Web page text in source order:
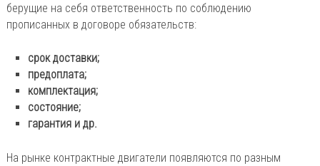
берущие на себя ответственность по соблюдению
прописанных в договоре обязательств:
срок доставки;
предоплата;
комплектация;
состояние;
гарантия и др.
На рынке контрактные двигатели появляются по разным